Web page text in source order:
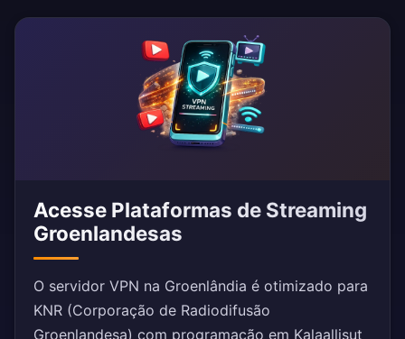
Acesse Plataformas de Streaming
Groenlandesas
O servidor VPN na Groenlândia é otimizado para
KNR (Corporação de Radiodifusão
Groenlandesa) com programação em Kalaallisut